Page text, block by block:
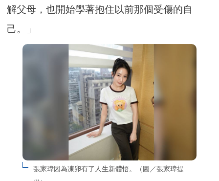
解父母，也開始學著抱住以前那個受傷的自
己。」
張家瑋因為凍卵有了人生新體悟。（圖／張家瑋提